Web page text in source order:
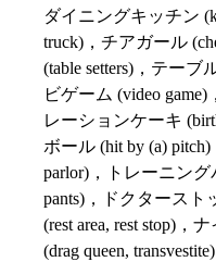
ダイニングキッチン
truck)，チアガール
(table setters)，テーブ
ビゲーム (video
レーションケーキ
ボール (hit by (a)
parlor)，トレーニン
pants)，ドクタースト
(rest area, rest stop)，
(drag queen,